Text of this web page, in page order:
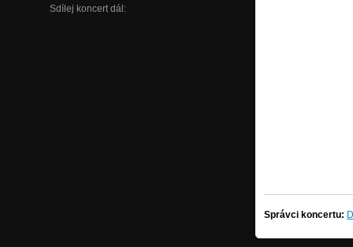
Sdílej koncert dál:
Správci koncertu: